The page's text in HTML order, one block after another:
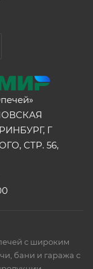
Г
СТР. 56,
с широким
бани и гаража с